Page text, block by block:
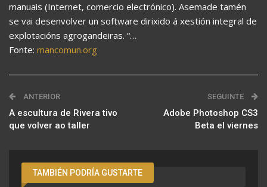
manuais (Internet, comercio electrónico). Asemade tamén
se vai desenvolver un software dirixido á xestión integral de
explotacións agrogandeiras. “…
Fonte: mancomun.org
ANTERIOR
A escultura de Rivera tivo
que volver ao taller
SEGUINTE
Adobe Photoshop CS3
Beta el viernes
TAMBIÉN PODRÍA GUSTARTE